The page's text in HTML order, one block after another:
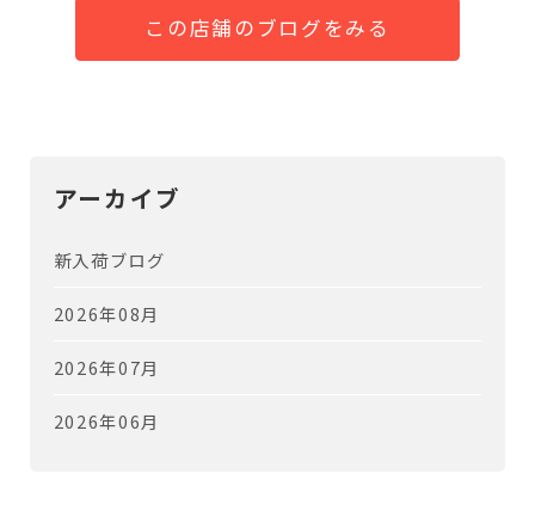
この店舗のブログをみる
アーカイブ
新入荷ブログ
2026年08月
2026年07月
2026年06月